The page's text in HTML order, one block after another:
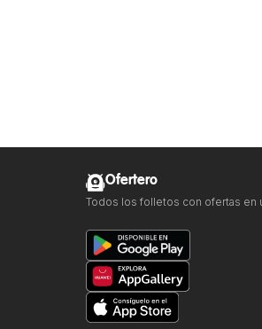
Ofertero
Todos los folletos con ofertas en